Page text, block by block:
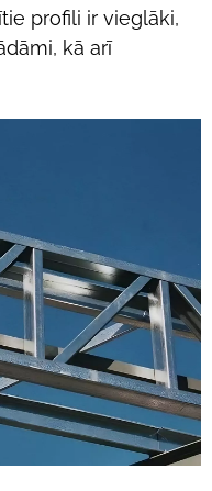
profili ir vieglāki,
kā arī